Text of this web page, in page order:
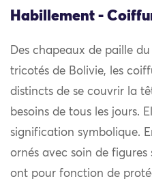
Habillement -
Des chapeaux de paille
tricotés de Bolivie, les
distincts de se couvrir la
besoins de tous les jours.
signification symbolique.
ornés avec soin de figures
ont pour fonction de